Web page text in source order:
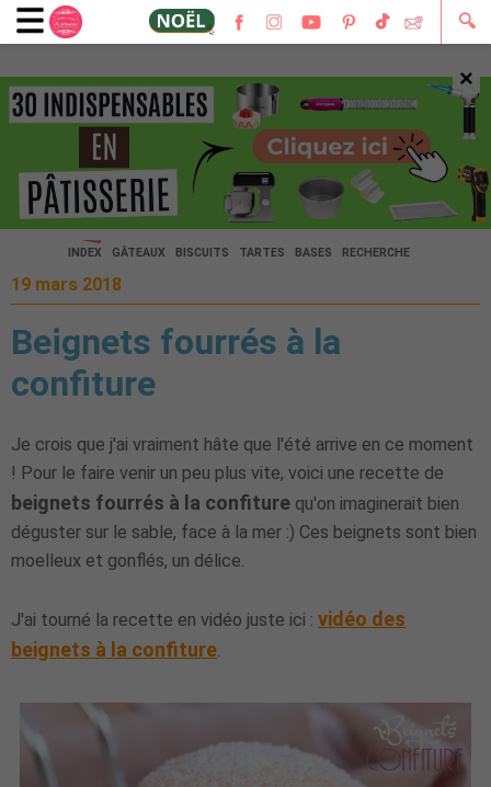
🔍
×
🔍
INDEX GÂTEAUX BISCUITS TARTES BASES RECHERCHE
19 mars 2018
Beignets fourrés à la
confiture
Je crois que j'ai vraiment hâte que l'été arrive en ce moment
! Pour le faire venir un peu plus vite, voici une recette de
beignets fourrés à la confiture qu'on imaginerait bien
déguster sur le sable, face à la mer :) Ces beignets sont bien
moelleux et gonflés, un délice.
J'ai tourné la recette en vidéo juste ici : vidéo des
beignets à la confiture